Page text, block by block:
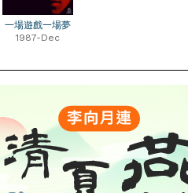
一場遊戲一場夢
1987-Dec